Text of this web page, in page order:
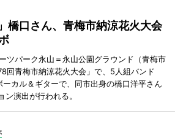
橋口さん、青梅市納涼花火大会
ツパーク永山＝永山公園グラウンド（青梅市
回青梅市納涼花火大会」で、5人組バンド
ーカル＆ギターで、同市出身の橋口洋平さん
演出が行われる。